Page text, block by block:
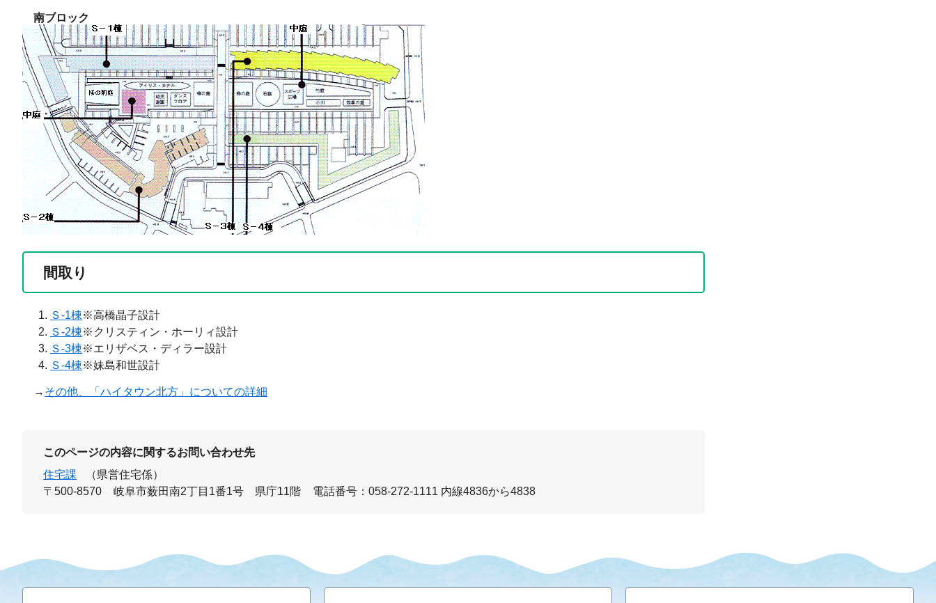
南ブロック
間取り
Ｓ-1棟※高橋晶子設計
Ｓ-2棟※クリスティン・ホーリィ設計
Ｓ-3棟※エリザベス・ディラー設計
Ｓ-4棟※妹島和世設計
→ その他、「ハイタウン北方」についての詳細
このページの内容に関するお問い合わせ先
住宅課
（県営住宅係）
〒500-8570
岐阜市薮田南2丁目1番1号 県庁11階 電話番号：058-272-1111 内線4836から4838